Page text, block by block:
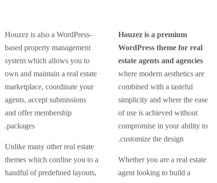
Houzez is a premium
WordPress theme for real
estate agents and agencies
where modern aesthetics are
combined with a tasteful
simplicity and where the ease
of use is achieved without
compromise in your ability to
customize the design.
Whether you are a real estate
agent looking to build a
Houzez is also a WordPress-
based property management
system which allows you to
own and maintain a real estate
marketplace, coordinate your
agents, accept submissions
and offer membership
packages.
Unlike many other real estate
themes which confine you to a
handful of predefined layouts,